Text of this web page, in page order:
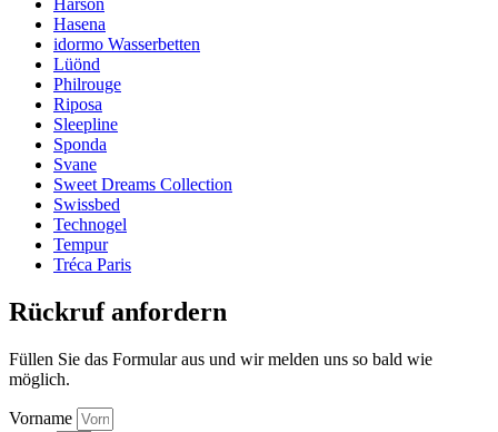
Hasena
idormo Wasserbetten
Lüönd
Philrouge
Riposa
Sleepline
Sponda
Svane
Sweet Dreams Collection
Swissbed
Technogel
Tempur
Tréca Paris
Rückruf anfordern
Füllen Sie das Formular aus und wir melden uns so bald wie
möglich.
Vorname